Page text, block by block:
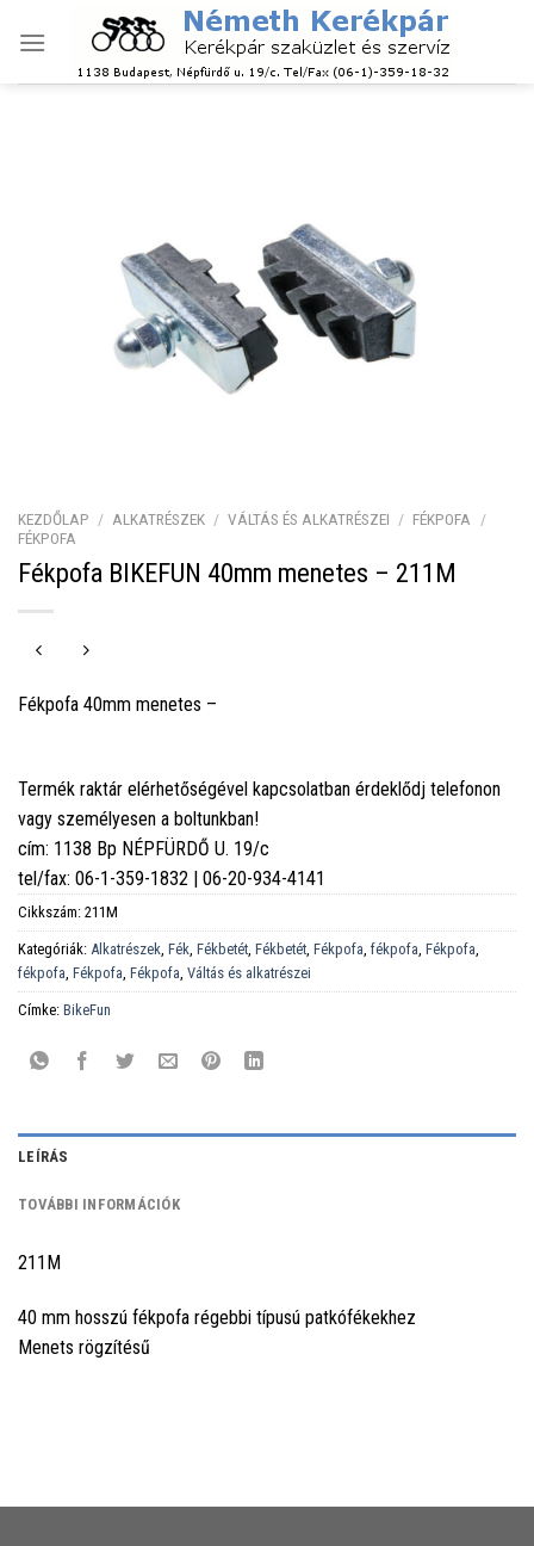
KEZDŐLAP / ALKATRÉSZEK / VÁLTÁS ÉS ALKATRÉSZEI / FÉKPOFA
/
FÉKPOFA
Fékpofa BIKEFUN 40mm menetes – 211M
Fékpofa 40mm menetes –
Termék raktár elérhetőségével kapcsolatban érdeklődj telefonon
vagy személyesen a boltunkban!
cím: 1138 Bp NÉPFÜRDŐ U. 19/c
tel/fax: 06-1-359-1832 | 06-20-934-4141
Cikkszám: 211M
Kategóriák: Alkatrészek Fék Fékbetét Fékbetét Fékpofa fékpofa Fékpofa
fékpofa Fékpofa Fékpofa Váltás és alkatrészei
Címke: BikeFun
LEÍRÁS
TOVÁBBI INFORMÁCIÓK
211M
40 mm hosszú fékpofa régebbi típusú patkófékekhez
Menets rögzítésű